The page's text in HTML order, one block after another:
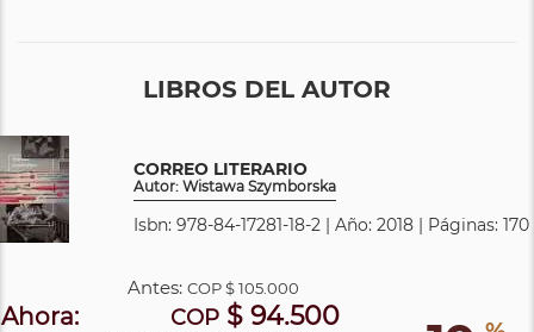
LIBROS DEL AUTOR
CORREO LITERARIO
Autor: Wistawa Szymborska
Isbn: 978-84-17281-18-2 | Año: 2018 | Páginas: 170
Antes:COP$ 105.000
Ahora: COP $ 94.500